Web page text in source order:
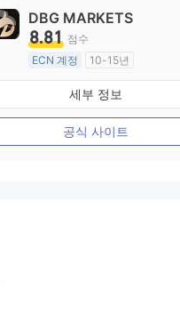
DBG MARKETS
8.81 점수
ECN 계정
10-15년
호주 규제
외환 거래 라이선스 (MM)
마스터 레이블 MT4
세부 정보
공식 사이트